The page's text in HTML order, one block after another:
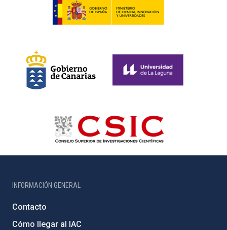
INFORMACIÓN GENERAL
Contacto
Cómo llegar al IAC